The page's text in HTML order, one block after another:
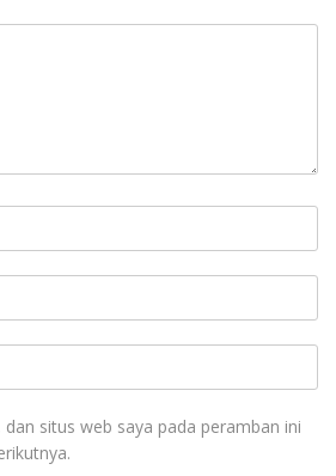
situs web saya pada peramban ini